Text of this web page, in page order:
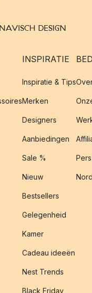
DESIGN
INSPIRATIE
Inspiratie & Tips
Merken
Designers
Aanbiedingen
Sale %
Nieuw
Bestsellers
Gelegenheid
Kamer
Cadeau ideeën
Nest Trends
Black Friday
Pers